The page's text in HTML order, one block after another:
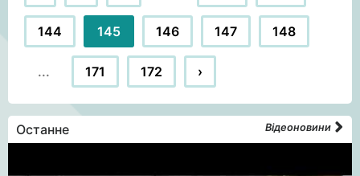
144 145 146 147 148
... 171 172 ›
Останне Відеоновини